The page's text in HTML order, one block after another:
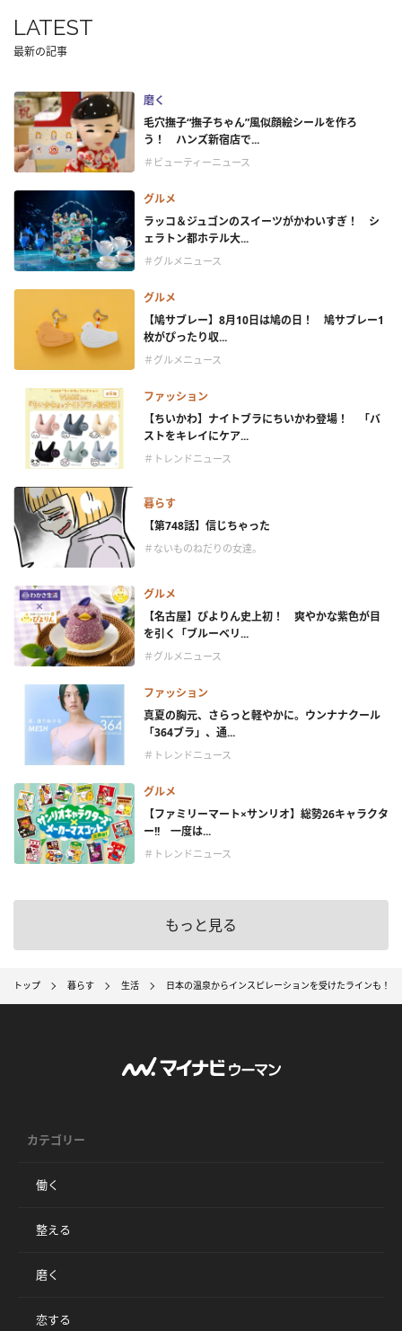
LATEST
最新の記事
磨く
毛穴撫子“撫子ちゃん”風似顔絵シールを作ろ
う！ ハンズ新宿店で...
＃ビューティーニュース
グルメ
ラッコ＆ジュゴンのスイーツがかわいすぎ！ シ
ェラトン都ホテル大...
＃グルメニュース
グルメ
【鳩サブレー】8月10日は鳩の日！ 鳩サブレー1
枚がぴったり収...
＃グルメニュース
ファッション
【ちいかわ】ナイトブラにちいかわ登場！ 「バ
ストをキレイにケア...
＃トレンドニュース
暮らす
【第748話】信じちゃった
＃ないものねだりの女達。
グルメ
【名古屋】ぴよりん史上初！ 爽やかな紫色が目
を引く「ブルーベリ...
＃グルメニュース
ファッション
真夏の胸元、さらっと軽やかに。ウンナナクール
「364ブラ」、通...
＃トレンドニュース
グルメ
【ファミリーマート×サンリオ】総勢26キャラクタ
ー!! 一度は...
＃トレンドニュース
もっと見る
トップ 暮らす 生活 日本の温泉からインスピレーションを受けたラインも！
カテゴリー
働く
整える
磨く
恋する